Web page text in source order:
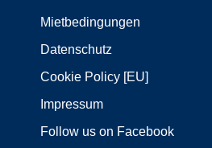
Mietbedingungen
Datenschutz
Cookie Policy [EU]
Impressum
Follow us on Facebook